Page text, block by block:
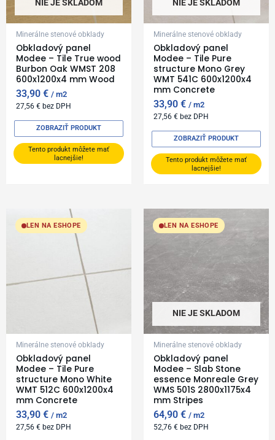
NIE JE SKLADOM
Minerálne stenové obklady
Obkladový panel
Modee – Tile True wood
Burbon Oak WMST 208
600x1200x4 mm Wood
33,90€ m2
27,56€ bez DPH
Tento produkt môžete mať
lacnejšie!
ZOBRAZIŤ PRODUKT
NIE JE SKLADOM
Minerálne stenové obklady
Obkladový panel
Modee – Tile Pure
structure Mono Grey
WMT 541C 600x1200x4
mm Concrete
33,90€ m2
27,56€ bez DPH
Tento produkt môžete mať
lacnejšie!
ZOBRAZIŤ PRODUKT
LEN NA ESHOPE
Minerálne stenové obklady
Obkladový panel
Modee – Tile Pure
structure Mono White
WMT 512C 600x1200x4
mm Concrete
33,90€ m2
27,56€ bez DPH
LEN NA ESHOPE
NIE JE SKLADOM
Minerálne stenové obklady
Obkladový panel
Modee – Slab Stone
essence Monreale Grey
WMS 501S 2800x1175x4
mm Stripes
64,90€ m2
52,76€ bez DPH